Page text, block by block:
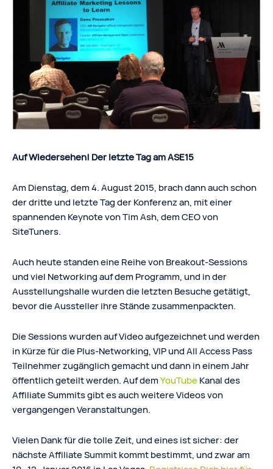
Auf Wiedersehen! Der letzte Tag am ASE15
Am Dienstag, dem 4. August 2015, brach dann auch schon
der dritte und letzte Tag der Konferenz an, mit einer
spannenden Keynote von Tim Ash, dem CEO von
SiteTuners.
Auch heute standen eine Reihe von Breakout-Sessions
und viel Networking auf dem Programm, und in der
Ausstellungshalle wurden die letzten Besuche getätigt,
bevor die Aussteller ihre Stände zusammenpackten.
Die Sessions wurden auf Video aufgezeichnet und werden
in Kürze für die Plus-Networking, VIP und All Access Pass
Teilnehmer zugänglich gemacht und dann in einem Jahr
öffentlich geteilt werden. Auf demYouTubeKanal des
Affiliate Summits gibt es auch weitere Videos von
vergangengen Veranstaltungen.
Vielen Dank für die tolle Zeit, und eines ist sicher: der
nächste Affiliate Summit kommt bestimmt, und zwar am